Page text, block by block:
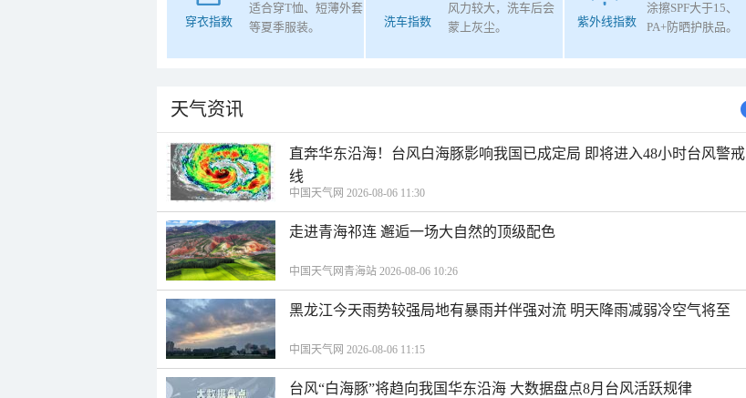
穿衣指数
适合穿T恤、短薄外套
等夏季服装。
洗车指数
风力较大，洗车后会
蒙上灰尘。
紫外线指数
涂擦SPF大于15、
PA+防晒护肤品。
天气资讯
直奔华东沿海！台风白海豚影响我国已成定局 即将进入48小时台风警戒
线
中国天气网 2026-08-06 11:30
走进青海祁连 邂逅一场大自然的顶级配色
中国天气网青海站 2026-08-06 10:26
黑龙江今天雨势较强局地有暴雨并伴强对流 明天降雨减弱冷空气将至
中国天气网 2026-08-06 11:15
台风“白海豚”将趋向我国华东沿海 大数据盘点8月台风活跃规律